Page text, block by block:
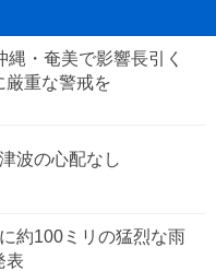
・奄美で影響長引く
厳重な警戒を
波の心配なし
に約100ミリの猛烈な雨
表